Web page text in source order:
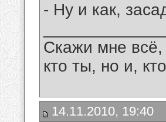
- Ну и как,
Скажи мне
кто ты, но и,
14.11.2010, 19:40